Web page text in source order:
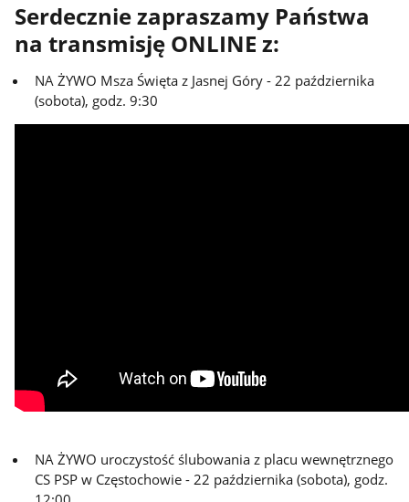
Serdecznie zapraszamy Państwa
na transmisję ONLINE z:
NA ŻYWO Msza Święta z Jasnej Góry - 22 października
(sobota), godz. 9:30
NA ŻYWO uroczystość ślubowania z placu wewnętrznego
CS PSP w Częstochowie - 22 października (sobota), godz.